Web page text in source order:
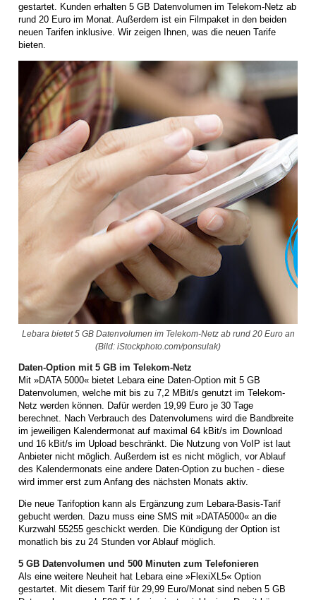
gestartet. Kunden erhalten 5 GB Datenvolumen im Telekom-Netz ab
rund 20 Euro im Monat. Außerdem ist ein Filmpaket in den beiden
neuen Tarifen inklusive. Wir zeigen Ihnen, was die neuen Tarife
bieten.
Lebara bietet 5 GB Datenvolumen im Telekom-Netz ab rund 20 Euro an
(Bild: iStockphoto.com/ponsulak)
Daten-Option mit 5 GB im Telekom-Netz
Mit »DATA 5000« bietet Lebara eine Daten-Option mit 5 GB
Datenvolumen, welche mit bis zu 7,2 MBit/s genutzt im Telekom-
Netz werden können. Dafür werden 19,99 Euro je 30 Tage
berechnet. Nach Verbrauch des Datenvolumens wird die Bandbreite
im jeweiligen Kalendermonat auf maximal 64 kBit/s im Download
und 16 kBit/s im Upload beschränkt. Die Nutzung von VoIP ist laut
Anbieter nicht möglich. Außerdem ist es nicht möglich, vor Ablauf
des Kalendermonats eine andere Daten-Option zu buchen - diese
wird immer erst zum Anfang des nächsten Monats aktiv.
Die neue Tarifoption kann als Ergänzung zum Lebara-Basis-Tarif
gebucht werden. Dazu muss eine SMS mit »DATA5000« an die
Kurzwahl 55255 geschickt werden. Die Kündigung der Option ist
monatlich bis zu 24 Stunden vor Ablauf möglich.
5 GB Datenvolumen und 500 Minuten zum Telefonieren
Als eine weitere Neuheit hat Lebara eine »FlexiXL5« Option
gestartet. Mit diesem Tarif für 29,99 Euro/Monat sind neben 5 GB